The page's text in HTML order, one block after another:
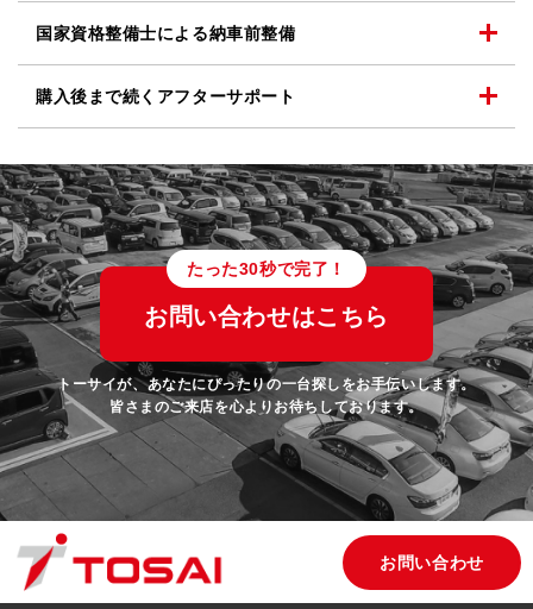
国家資格整備士による納車前整備
購入後まで続く アフターサポート
たった30秒で完了！
お問い合わせはこちら
トーサイが、あなたにぴったりの一台探しをお手伝いします。
皆さまのご来店を心よりお待ちしております。
お問い合わせ